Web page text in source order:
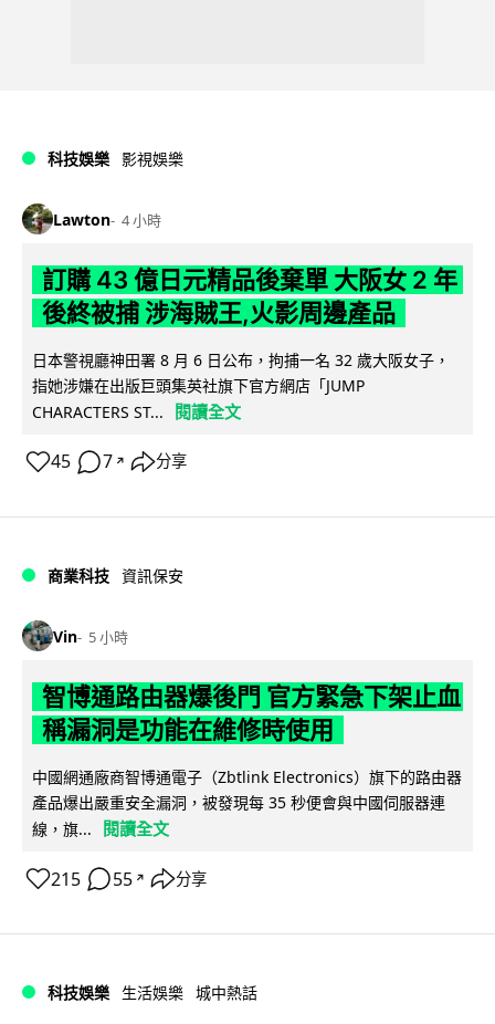
科技娛樂 影視娛樂
Lawton 4 小時
訂購 43 億日元精品後棄單 大阪女 2 年
後終被捕 涉海賊王,火影周邊產品
日本警視廳神田署 8 月 6 日公布，拘捕一名 32 歲大阪女子，
指她涉嫌在出版巨頭集英社旗下官方網店「JUMP
CHARACTERS ST...
閱讀全文
45 7 ↗ 分享
商業科技 資訊保安
Vin 5 小時
智博通路由器爆後門 官方緊急下架止血
稱漏洞是功能在維修時使用
中國網通廠商智博通電子（Zbtlink Electronics）旗下的路由器
產品爆出嚴重安全漏洞，被發現每 35 秒便會與中國伺服器連
線，旗...
閱讀全文
215 55 ↗ 分享
科技娛樂 生活娛樂 城中熱話